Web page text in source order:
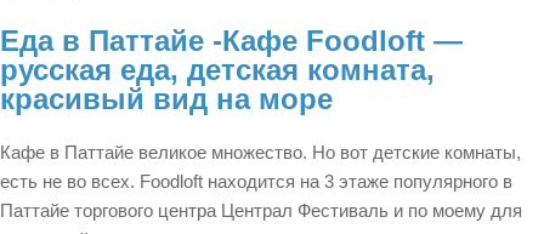
Еда в Паттайе -Кафе Foodloft —
русская еда, детская комната,
красивый вид на море
Кафе в Паттайе великое множество. Но вот детские комнаты,
есть не во всех. Foodloft находится на 3 этаже популярного в
Паттайе торгового центра Централ Фестиваль и по моему для